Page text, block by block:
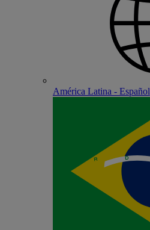
América Latina - Español